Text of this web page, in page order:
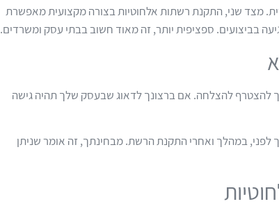
מצד שני, התקנת רשתות אלחוטיות בצורה מקצועית מאפשרת
בביצועים. ספציפית יותר, זה מאוד חשוב בבתי עסק ומשרדים.
להצטרף להצלחה. אם ברצונך לדאוג שבעסק שלך תהיה גישה
לפני, במהלך ואחרי התקנת הרשת. מבחינתך, זה אומר שניתן